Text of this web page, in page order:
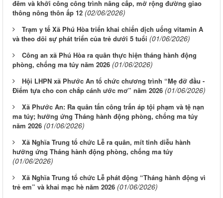
đêm và khởi công công trình nâng cấp, mở rộng đường giao
thông nông thôn ấp 12 (02/06/2026)
Trạm y tế Xã Phú Hòa triển khai chiến dịch uống vitamin A
và theo dõi sự phát triển của trẻ dưới 5 tuổi (01/06/2026)
Công an xã Phú Hòa ra quân thực hiện tháng hành động
phòng, chống ma túy năm 2026 (01/06/2026)
Hội LHPN xã Phước An tổ chức chương trình “Mẹ đỡ đầu -
Điểm tựa cho con chắp cánh ước mơ” năm 2026 (01/06/2026)
Xã Phước An: Ra quân tấn công trấn áp tội phạm và tệ nạn
ma túy; hưởng ứng Tháng hành động phòng, chống ma túy
năm 2026 (01/06/2026)
Xã Nghĩa Trung tổ chức Lễ ra quân, mít tinh diễu hành
hưởng ứng Tháng hành động phòng, chống ma túy
(01/06/2026)
Xã Nghĩa Trung tổ chức Lễ phát động “Tháng hành động vì
trẻ em” và khai mạc hè năm 2026 (01/06/2026)